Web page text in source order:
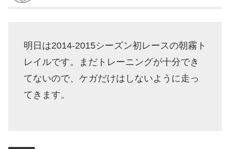
明日は2014-2015シーズン初レースの朝霧ト
レイルです。まだトレーニングが十分でき
てないので、ケガだけはしないように走っ
てきます。